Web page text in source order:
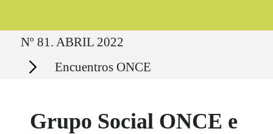
Ruta del sitio
Nº 81. ABRIL 2022
Secciones Encuentros ONCE
Grupo Social ONCE e